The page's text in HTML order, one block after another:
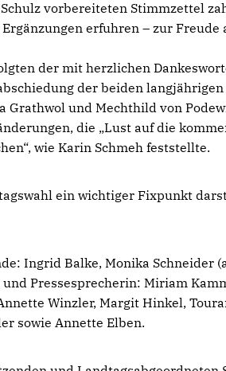
vorbereiteten Stimmzettel
erfuhren – zur Freude
der mit herzlichen
der beiden
Grathwol und Mechthild von
die „Lust auf die
wie Karin Schmeh feststellte.
ein wichtiger Fixpunkt
Ingrid Balke, Monika Schneider
Pressesprecherin: Miriam
Winzler, Margit Hinkel,
sowie Annette Elben.